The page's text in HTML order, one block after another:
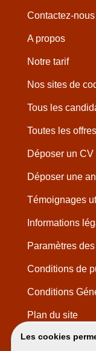
Les cookies
Contactez-nous
A propos
Notre tarif
Nos sites de
Tous les
Toutes les
Déposer un CV
Déposer une
Témoignages
Informations
Paramètres
Conditions de
Conditions
Plan du site